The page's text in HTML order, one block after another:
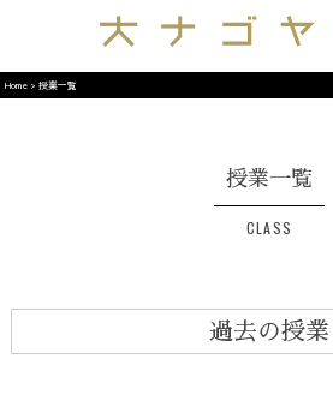
Home >授業一覧
授業一覧
CLASS
過去の授業